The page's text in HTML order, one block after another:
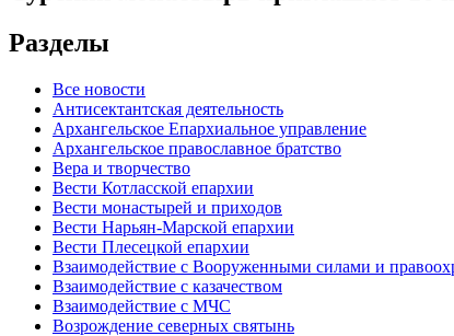
Разделы
Все новости
Антисектантская деятельность
Архангельское Епархиальное управление
Архангельское православное братство
Вера и творчество
Вести Котласской епархии
Вести монастырей и приходов
Вести Нарьян-Марской епархии
Вести Плесецкой епархии
Взаимодействие с Вооруженными силами и
Взаимодействие с казачеством
Взаимодействие с МЧС
Возрождение северных святынь